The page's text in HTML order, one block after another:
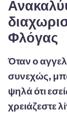
Φλόγας
Όταν ο
συνεχώς,
ψηλά ότι
χρειάζεστε